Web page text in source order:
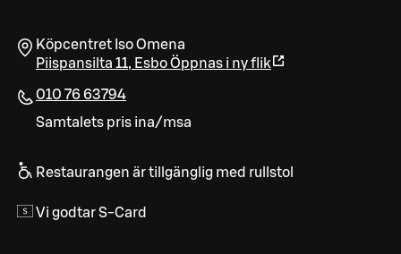
Köpcentret Iso Omena
Piispansilta 11, EsboÖppnas i ny flik
010 76 63794
Samtalets pris ina/msa
Restaurangen är tillgänglig med rullstol
Vi godtar S-Card